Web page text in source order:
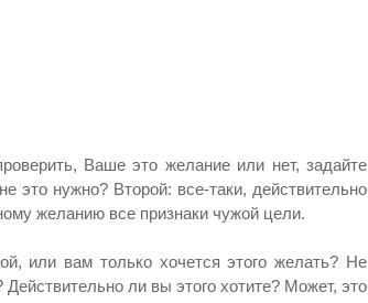
Ваше это желание или нет, задайте
это нужно? Второй: все-таки, действительно
желанию все признаки чужой цели.
или вам только хочется этого желать? Не
ли вы этого хотите? Может, это